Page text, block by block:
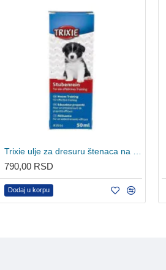
790,00 RSD
Dodaj u korpu